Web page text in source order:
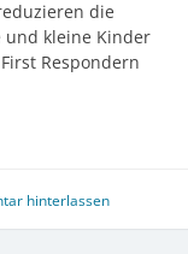
die
und kleine Kinder
Respondern
hinterlassen